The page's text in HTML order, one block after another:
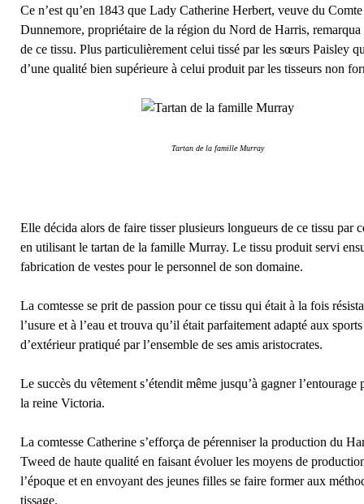
Ce n’est qu’en 1843 que Lady Catherine Herbert, veuve du
Dunnemore, propriétaire de la région du Nord de Harris, remarqua
de ce tissu. Plus particulièrement celui tissé par les sœurs Paisley
d’une qualité bien supérieure à celui produit par les tisseurs non
Tartan de la famille Murray
Elle décida alors de faire tisser plusieurs longueurs de ce tissu par
en utilisant le tartan de la famille Murray. Le tissu produit servi
fabrication de vestes pour le personnel de son domaine.
La comtesse se prit de passion pour ce tissu qui était à la fois
l’usure et à l’eau et trouva qu’il était parfaitement adapté aux sports
d’extérieur pratiqué par l’ensemble de ses amis aristocrates.
Le succès du vêtement s’étendit même jusqu’à gagner l’entourage
la reine Victoria.
La comtesse Catherine s’efforça de pérenniser la production du
Tweed de haute qualité en faisant évoluer les moyens de
l’époque et en envoyant des jeunes filles se faire former aux
tissage.